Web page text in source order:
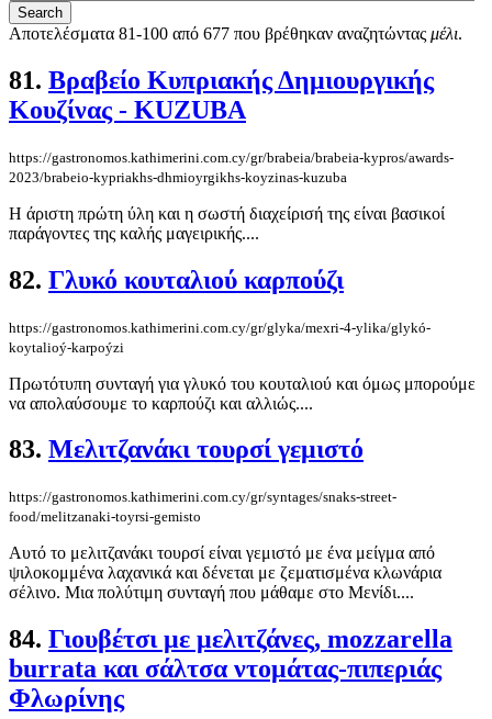
Αποτελέσματα 81-100 από 677 που βρέθηκαν αναζητώντας μέλι.
81. Βραβείο Κυπριακής Δημιουργικής
Κουζίνας - KUZUBA
https://gastronomos.kathimerini.com.cy/gr/brabeia/brabeia-kypros/awards-
2023/brabeio-kypriakhs-dhmioyrgikhs-koyzinas-kuzuba
Η άριστη πρώτη ύλη και η σωστή διαχείρισή της είναι βασικοί
παράγοντες της καλής μαγειρικής....
82. Γλυκό κουταλιού καρπούζι
https://gastronomos.kathimerini.com.cy/gr/glyka/mexri-4-ylika/glykó-
koytalioý-karpoýzi
Πρωτότυπη συνταγή για γλυκό του κουταλιού και όμως μπορούμε
να απολαύσουμε το καρπούζι και αλλιώς....
83. Μελιτζανάκι τουρσί γεμιστό
https://gastronomos.kathimerini.com.cy/gr/syntages/snaks-street-
food/melitzanaki-toyrsi-gemisto
Αυτό το μελιτζανάκι τουρσί είναι γεμιστό με ένα μείγμα από
ψιλοκομμένα λαχανικά και δένεται με ζεματισμένα κλωνάρια
σέλινο. Μια πολύτιμη συνταγή που μάθαμε στο Μενίδι....
84. Γιουβέτσι με μελιτζάνες, mozzarella
burrata και σάλτσα ντομάτας-πιπεριάς
Φλωρίνης